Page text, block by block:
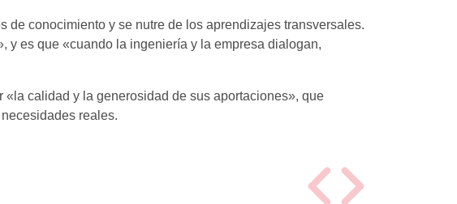
conocimiento y se nutre de los aprendizajes transversales.
y es que «cuando la ingeniería y la empresa dialogan,
calidad y la generosidad de sus aportaciones», que
reales.